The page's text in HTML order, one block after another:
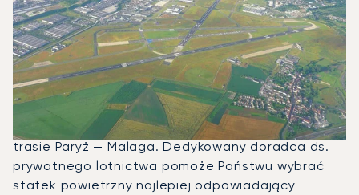
Jakie Samoloty Mogę
Wyczarterować Na Lot
Między Malagą A Paryżem?
W 2025 roku Citation Mustang, Beechjet 400A i
Citation Latitude były najczęściej
wykorzystywanymi prywatnymi odrzutowcami na
trasie Paryż — Malaga. Dedykowany doradca ds.
prywatnego lotnictwa pomoże Państwu wybrać
statek powietrzny najlepiej odpowiadający